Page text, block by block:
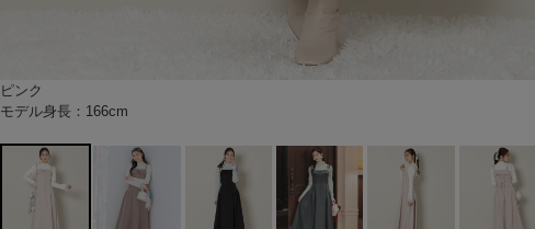
ピンク
モデル身長：166cm
モカ
モデル身長：165cm
ブラック
モデル身長：166cm
チャコールグレー
モデル身長：164cm ※商品のディテールは詳細画像をご確認ください。
モデル身長：166cm
モデル身長：166cm
モデル身長：166cm
モデル身長：166cm
モデル身長：165cm
モデル身長：165cm
モデル身長：166cm
モデル身長：166cm
モデル身長：166cm
モデル身長：166cm
モデル身長：166cm
モデル身長：166cm
モデル身長：166cm
モデル身長：166cm
モデル身長：166cm
モデル身長：164cm ※商品のディテールは詳細画像をご確認ください。
モデル身長：166cm
モデル身長：166cm
モデル身長：166cm
モデル身長：166cm
モデル身長：166cm
モデル身長：164cm ※商品のディテールは詳細画像をご確認ください。